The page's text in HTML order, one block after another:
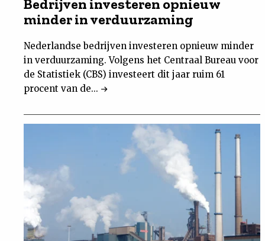
Bedrijven investeren opnieuw
minder in verduurzaming
Nederlandse bedrijven investeren opnieuw minder
in verduurzaming. Volgens het Centraal Bureau voor
de Statistiek (CBS) investeert dit jaar ruim 61
procent van de...